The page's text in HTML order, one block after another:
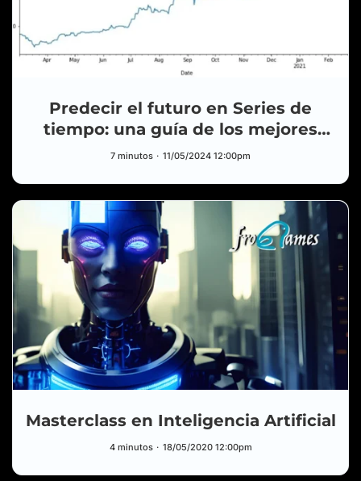
Predecir el futuro en Series de
tiempo: una guía de los mejores
modelos II
7 minutos 11/05/2024 12:00pm
Masterclass en Inteligencia Artificial
4 minutos 18/05/2020 12:00pm